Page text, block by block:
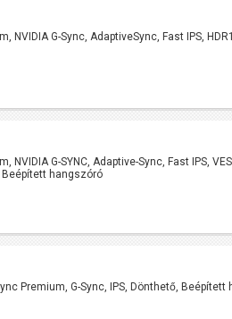
NVIDIA G-Sync, AdaptiveSync, Fast IPS,
G-SYNC, Adaptive-Sync, Fast IPS,
Beépített hangszóró
Premium, G-Sync, IPS, Dönthető, Beépített